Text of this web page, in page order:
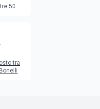
50
tra